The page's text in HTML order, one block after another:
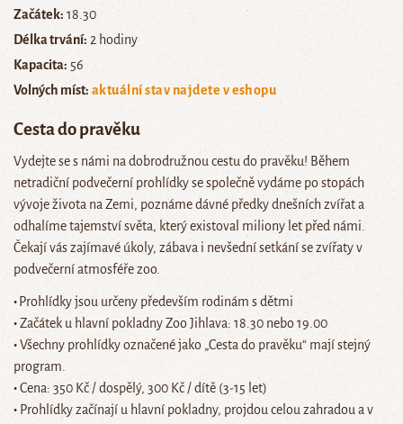
Začátek: 18.30
Délka trvání: 2 hodiny
Kapacita: 56
Volných míst: aktuální stav najdete v eshopu
Cesta do pravěku
Vydejte se s námi na dobrodružnou cestu do pravěku! Během
netradiční podvečerní prohlídky se společně vydáme po stopách
vývoje života na Zemi, poznáme dávné předky dnešních zvířat a
odhalíme tajemství světa, který existoval miliony let před námi.
Čekají vás zajímavé úkoly, zábava i nevšední setkání se zvířaty v
podvečerní atmosféře zoo.
• Prohlídky jsou určeny především rodinám s dětmi
•Začátek u hlavní pokladny Zoo Jihlava: 18.30 nebo 19.00
•Všechny prohlídky označené jako „Cesta do pravěku“ mají stejný
program.
•Cena: 350 Kč / dospělý, 300 Kč / dítě (3-15 let)
• Prohlídky začínají u hlavní pokladny, projdou celou zahradou a v